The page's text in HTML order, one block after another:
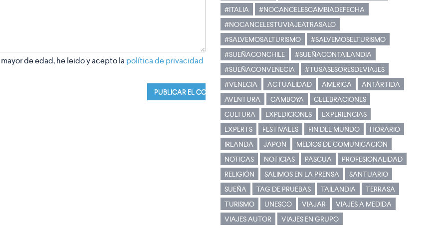
mayor de edad, he leido y acepto la política de privacidad
#ITALIA
#NOCANCELESCAMBIADEFECHA
#NOCANCELESTUVIAJEATRASALO
#SALVEMOSALTURISMO
#SALVEMOSELTURISMO
#SUEÑACONCHILE
#SUEÑACONTAILANDIA
#SUEÑACONVENECIA
#TUSASESORESDEVIAJES
#VENECIA
ACTUALIDAD AMERICA
ANTÁRTIDA
AVENTURA
CAMBOYA
CELEBRACIONES
CULTURA
EXPEDICIONES
EXPERIENCIAS
EXPERTS
FESTIVALES FIN DEL MUNDO
HORARIO
IRLANDA
JAPON
MEDIOS DE COMUNICACIÓN
NOTICAS
NOTICIAS PASCUA
PROFESIONALIDAD
RELIGIÓN
SALIMOS EN LA PRENSA
SANTUARIO
SUEÑA
TAG DE PRUEBAS TAILANDIA
TERRASA
TURISMO
UNESCO VIAJAR
VIAJES A MEDIDA
VIAJES AUTOR
VIAJES EN GRUPO